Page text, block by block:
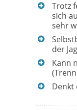
Trotz
sich
sehr
der
Kann
Denkt